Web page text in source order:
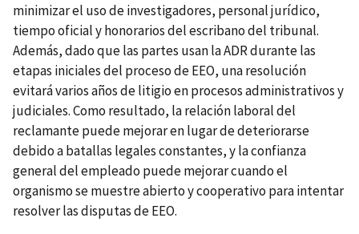
minimizar el uso de investigadores, personal jurídico,
tiempo oficial y honorarios del escribano del tribunal.
Además, dado que las partes usan la ADR durante las
etapas iniciales del proceso de EEO, una resolución
evitará varios años de litigio en procesos administrativos y
judiciales. Como resultado, la relación laboral del
reclamante puede mejorar en lugar de deteriorarse
debido a batallas legales constantes, y la confianza
general del empleado puede mejorar cuando el
organismo se muestre abierto y cooperativo para intentar
resolver las disputas de EEO.